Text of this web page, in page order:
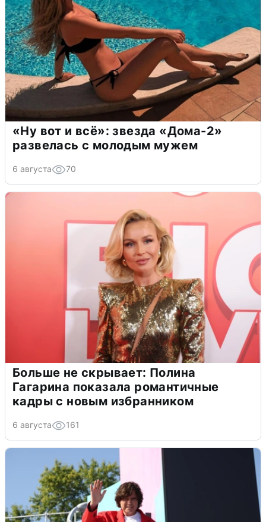
«Ну вот и всё»: звезда «Дома-2»
развелась с молодым мужем
6 августа 70
Больше не скрывает: Полина
Гагарина показала романтичные
кадры с новым избранником
6 августа 161